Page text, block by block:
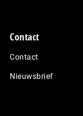
Contact
Contact
Nieuwsbrief